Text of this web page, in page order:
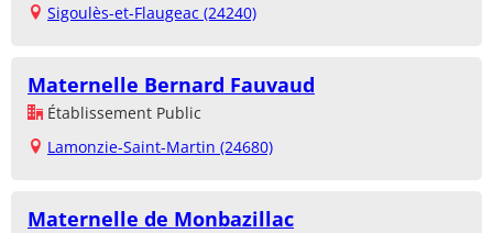
Sigoulès-et-Flaugeac (24240)
Maternelle Bernard Fauvaud
Établissement Public
Lamonzie-Saint-Martin (24680)
Maternelle de Monbazillac